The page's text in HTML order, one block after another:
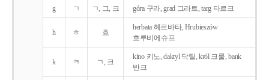
g ㄱ ㄱ, 그, 크 góra 구라, grad 그라트, targ 타르크
h ㅎ 흐
herbata 헤르바타, Hrubieszów
흐루비에슈프
k ㅋ ㄱ, 크
kino 키노, daktyl 닥틸, król 크룰, bank
반크